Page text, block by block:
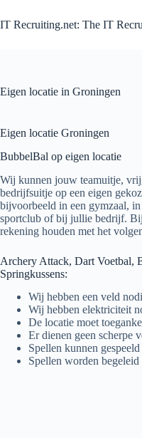
Inhalt
springen
IT Recruiting.net: The IT
Eigen locatie in Groningen
Eigen locatie Groningen
BubbelBal op eigen locatie
Wij kunnen jouw teamuitje,
bedrijfsuitje op een eigen
bijvoorbeeld in een gymzaal,
sportclub of bij jullie bedrijf.
rekening houden met het
Archery Attack, Dart Voetbal,
Springkussens:
Wij hebben een veld
Wij hebben elektriciteit
De locatie moet
Er dienen geen scherpe
Spellen kunnen
Spellen worden